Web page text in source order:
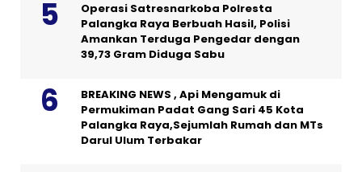
Operasi Satresnarkoba Polresta
Palangka Raya Berbuah Hasil, Polisi
Amankan Terduga Pengedar dengan
39,73 Gram Diduga Sabu
BREAKING NEWS , Api Mengamuk di
Permukiman Padat Gang Sari 45 Kota
Palangka Raya,Sejumlah Rumah dan MTs
Darul Ulum Terbakar